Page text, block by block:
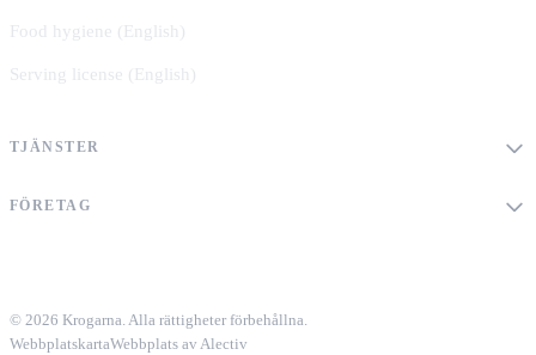
Food hygiene (English)
Serving license (English)
TJÄNSTER
FÖRETAG
© 2026 Krogarna. Alla rättigheter förbehållna.
WebbplatskartaWebbplats av Alectiv